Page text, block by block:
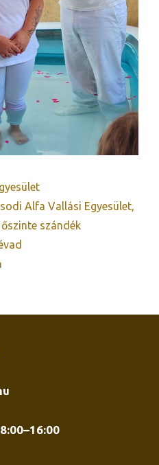
Alfa Vallási Egyesület,
őszinte szándék